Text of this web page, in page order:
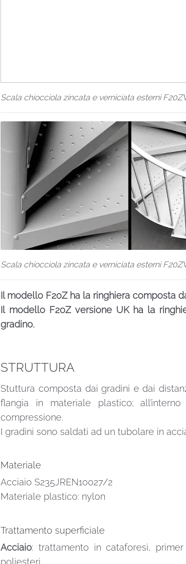
Scala chiocciola zincata e verniciata esterni
Scala chiocciola zincata e verniciata esterni
Il modello F20Z ha la ringhiera composta
Il modello F20Z versione UK ha la
gradino.
STRUTTURA
Stuttura composta dai gradini e dai
flangia in materiale plastico;
compressione.
I gradini sono saldati ad un tubolare in
Materiale
Acciaio S235JREN10027/2
Materiale plastico: nylon
Trattamento superficiale
Acciaio: trattamento in cataforesi,
poliesteri.